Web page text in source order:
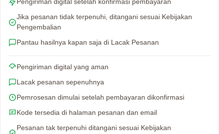
Pengiriman digital setelah konfirmasi pembayaran
Jika pesanan tidak terpenuhi, ditangani sesuai Kebijakan
Pengembalian
Pantau hasilnya kapan saja di Lacak Pesanan
Pengiriman digital yang aman
Lacak pesanan sepenuhnya
Pemrosesan dimulai setelah pembayaran dikonfirmasi
Kode tersedia di halaman pesanan dan email
Pesanan tak terpenuhi ditangani sesuai Kebijakan